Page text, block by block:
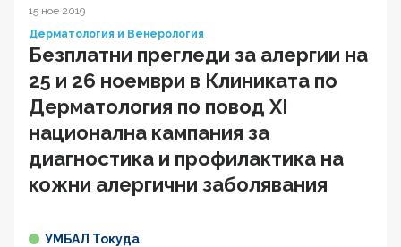
15 ное 2019
Дерматология и Венерология
Безплатни прегледи за алергии на
25 и 26 ноември в Клиниката по
Дерматология по повод XI
национална кампания за
диагностика и профилактика на
кожни алергични заболявания
УМБАЛ Токуда